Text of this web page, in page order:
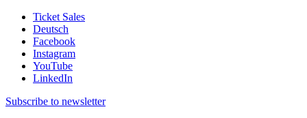
Ticket Sales
Deutsch
Facebook
Instagram
YouTube
LinkedIn
Subscribe to newsletter